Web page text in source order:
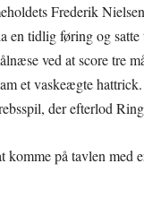
Frederik
en tidlig føring og
ved at score tre
et vaskeægte
der efterlod
komme på tavlen